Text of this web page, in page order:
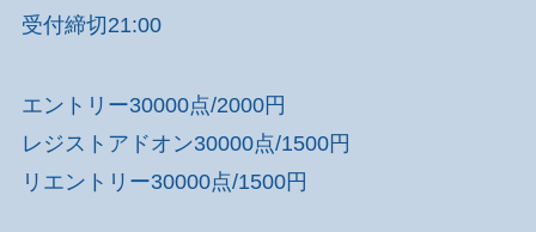
受付締切21:00
エントリー30000点/2000円
レジストアドオン30000点/1500円
リエントリー30000点/1500円